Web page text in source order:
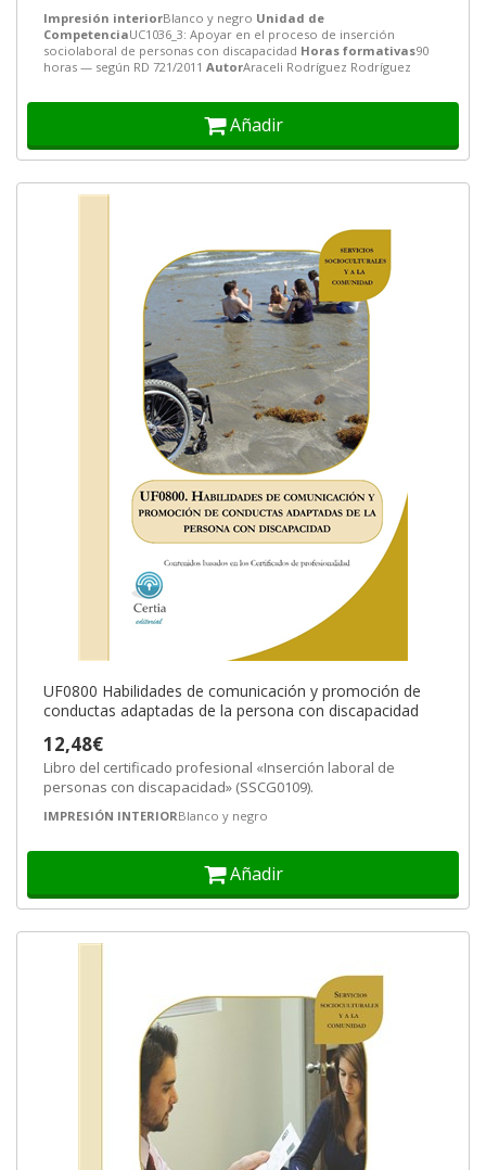
Impresión interiorBlanco y negro Unidad de
CompetenciaUC1036_3: Apoyar en el proceso de inserción
sociolaboral de personas con discapacidad Horas formativas90
horas — según RD 721/2011 AutorAraceli Rodríguez Rodríguez
Añadir
UF0800 Habilidades de comunicación y promoción de
conductas adaptadas de la persona con discapacidad
12,48€
Libro del certificado profesional «Inserción laboral de
personas con discapacidad» (SSCG0109).
IMPRESIÓN INTERIORBlanco y negro
Añadir